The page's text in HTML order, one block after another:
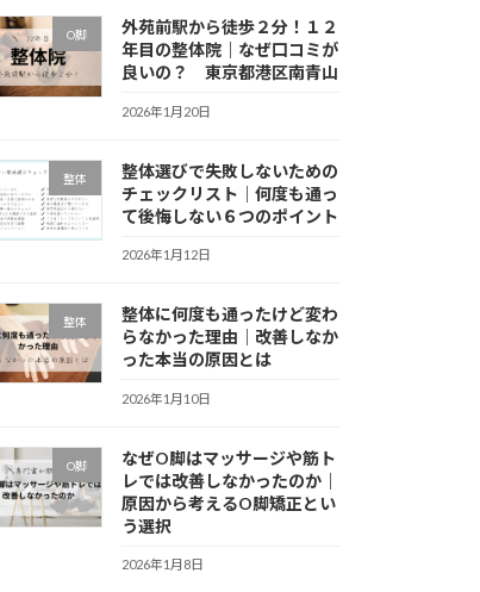
O脚
外苑前駅から徒歩２分！１２
年目の整体院｜なぜ口コミが
良いの？ 東京都港区南青山
2026年1月20日
整体
整体選びで失敗しないための
チェックリスト｜何度も通っ
て後悔しない６つのポイント
2026年1月12日
整体
整体に何度も通ったけど変わ
らなかった理由｜改善しなか
った本当の原因とは
2026年1月10日
O脚
なぜO脚はマッサージや筋ト
レでは改善しなかったのか｜
原因から考えるO脚矯正とい
う選択
2026年1月8日